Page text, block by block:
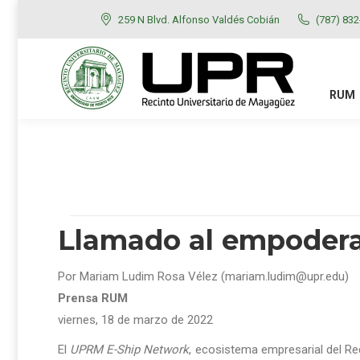
259 N Blvd. Alfonso Valdés Cobián (787)
RUM
Llamado al
Por Mariam Ludim Rosa Vélez (mariam.ludim@upr.edu)
Prensa RUM
viernes, 18 de marzo de 2022
El UPRM E-Ship Network, ecosistema empresarial del
RUM ADMISIONES